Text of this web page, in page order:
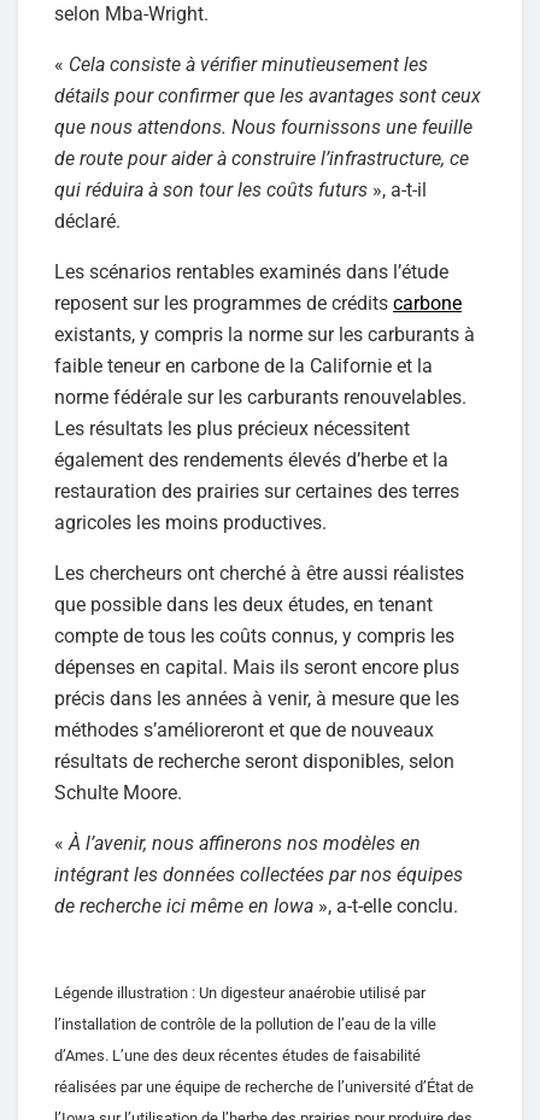
selon Mba-Wright.
« Cela consiste à vérifier minutieusement les
détails pour confirmer que les avantages sont ceux
que nous attendons. Nous fournissons une feuille
de route pour aider à construire l’infrastructure, ce
qui réduira à son tour les coûts futurs », a-t-il
déclaré.
Les scénarios rentables examinés dans l’étude
reposent sur les programmes de crédits carbone
existants, y compris la norme sur les carburants à
faible teneur en carbone de la Californie et la
norme fédérale sur les carburants renouvelables.
Les résultats les plus précieux nécessitent
également des rendements élevés d’herbe et la
restauration des prairies sur certaines des terres
agricoles les moins productives.
Les chercheurs ont cherché à être aussi réalistes
que possible dans les deux études, en tenant
compte de tous les coûts connus, y compris les
dépenses en capital. Mais ils seront encore plus
précis dans les années à venir, à mesure que les
méthodes s’amélioreront et que de nouveaux
résultats de recherche seront disponibles, selon
Schulte Moore.
« À l’avenir, nous affinerons nos modèles en
intégrant les données collectées par nos équipes
de recherche ici même en Iowa », a-t-elle conclu.
Légende illustration : Un digesteur anaérobie utilisé par
l’installation de contrôle de la pollution de l’eau de la ville
d’Ames. L’une des deux récentes études de faisabilité
réalisées par une équipe de recherche de l’université d’État de